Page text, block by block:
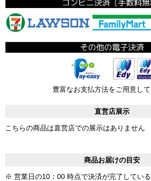
豊富なお支払方法をご用意し
直営店展示
こちらの商品は直営店での展示はありません
商品お届けの目安
※ 営業日の10：00 時点で決済が完了してい